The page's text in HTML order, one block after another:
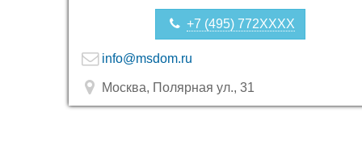
+7 (495) 772XXXX
info@msdom.ru
Москва, Полярная ул., 31